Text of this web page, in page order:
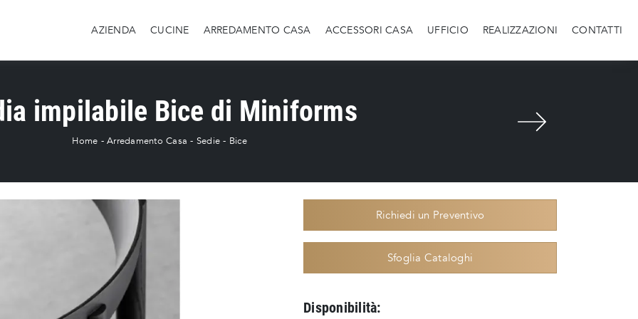
AZIENDA CUCINE ARREDAMENTO CASA ACCESSORI CASA UFFICIO REALIZZAZIONI CONTATTI
impilabile Bice di Miniforms
Home - Arredamento Casa - Sedie - Bice
Richiedi un Preventivo
Sfoglia Cataloghi
Disponibilità: